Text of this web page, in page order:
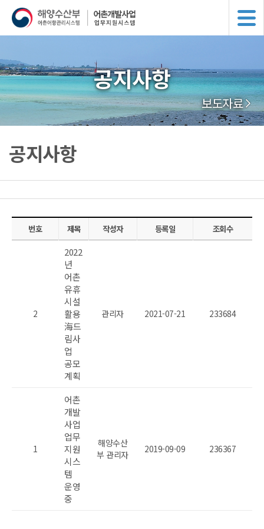
공지사항
보도자료
공지사항
번호 제목 작성자 등록일 조회수
2
2022
년
어촌
유휴
시설
활용
海드
림사
업
공모
계획
관리자 2021-07-21 233684
1
어촌
개발
사업
업무
지원
시스
템
운영
중
해양수산
부 관리자
2019-09-09 236367